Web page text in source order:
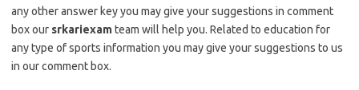
any other answer key you may give your suggestions in comment
box our srkariexamteam will help you. Related to education for
any type of sports information you may give your suggestions to us
in our comment box.